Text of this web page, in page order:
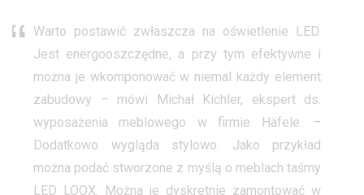
Warto postawić zwłaszcza na oświetlenie LED.
Jest energooszczędne, a przy tym efektywne i
można je wkomponować w niemal każdy element
zabudowy – mówi
Michał Kichler, ekspert ds.
wyposażenia meblowego w firmie
Häfele . –
Dodatkowo wygląda stylowo. Jako przykład
można podać stworzone z myślą o meblach taśmy
LED LOOX. Można je dyskretnie zamontować w